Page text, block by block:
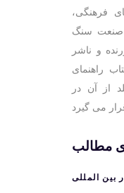
فعالیت های فرهنگی،
صنعت سنگ
و ناشر
راهنمای
از آن در
مطالب
بین المللی